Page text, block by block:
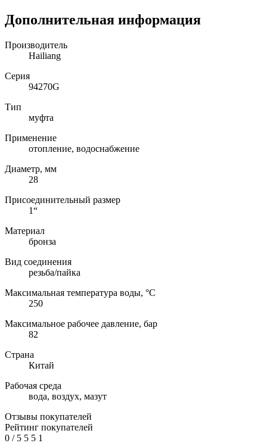
Дополнительная информация
Производитель
Hailiang
Серия
94270G
Тип
муфта
Применение
отопление, водоснабжение
Диаметр, мм
28
Присоединительный размер
1“
Материал
бронза
Вид соединения
резьба/пайка
Максимальная температура воды, °C
250
Максимальное рабочее давление, бар
82
Страна
Китай
Рабочая среда
вода, воздух, мазут
Отзывы покупателей
Рейтинг покупателей
0 /5 5 5 1